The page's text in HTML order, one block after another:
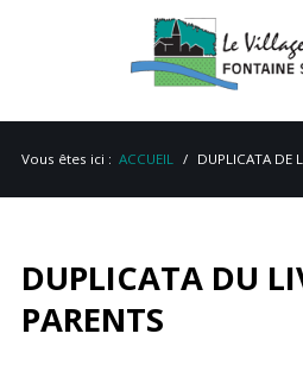
Vous êtes ici : ACCUEIL DUPLICATA DE
DUPLICATA DU
PARENTS